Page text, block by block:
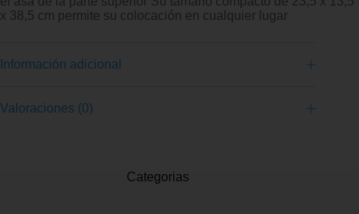
x 38,5 cm permite su colocación en cualquier lugar
Información adicional
Valoraciones (0)
Categorias